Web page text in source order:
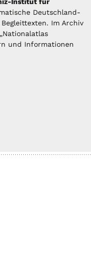
Deutschland-
Im Archiv
und Informationen